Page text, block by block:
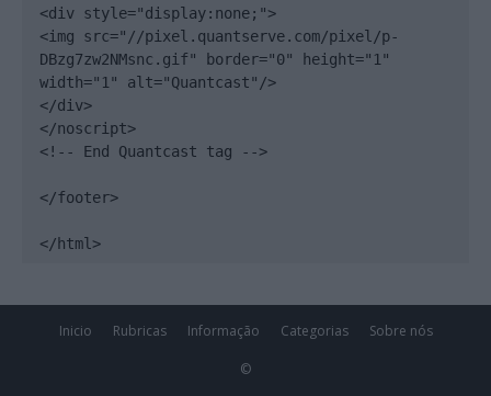
<div style="display:none;">
<img src="//pixel.quantserve.com/pixel/p-
DBzg7zw2NMsnc.gif" border="0" height="1"
width="1" alt="Quantcast"/>
</div>
</noscript>
<!-- End Quantcast tag -->
</footer>
</html>
Inicio Rubricas Informação Categorias Sobre nós
©